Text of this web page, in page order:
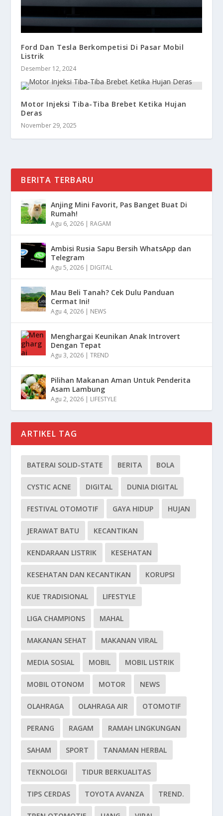
Ford Dan Tesla Berkompetisi Di Pasar Mobil
Listrik
Desember 12, 2024
Motor Injeksi Tiba-Tiba Brebet Ketika Hujan
Deras
November 29, 2025
BERITA TERBARU
Anjing Mini Favorit, Pas Banget Buat Di
Rumah!
Agu 6, 2026 | RAGAM
Ambisi Rusia Sapu Bersih WhatsApp dan
Telegram
Agu 5, 2026 | DIGITAL
Mau Beli Tanah? Cek Dulu Panduan
Cermat Ini!
Agu 4, 2026 | NEWS
Menghargai Keunikan Anak Introvert
Dengan Tepat
Agu 3, 2026 |TREND
Pilihan Makanan Aman Untuk Penderita
Asam Lambung
Agu 2, 2026 | LIFESTYLE
ARTIKEL TAG
BATERAI SOLID-STATE BERITA BOLA
CYSTIC ACNE DIGITAL DUNIA DIGITAL
FESTIVAL OTOMOTIF GAYA HIDUP HUJAN
JERAWAT BATU KECANTIKAN
KENDARAAN LISTRIK KESEHATAN
KESEHATAN DAN KECANTIKAN KORUPSI
KUE TRADISIONAL LIFESTYLE
LIGA CHAMPIONS MAHAL
MAKANAN SEHAT MAKANAN VIRAL
MEDIA SOSIAL MOBIL MOBIL LISTRIK
MOBIL OTONOM MOTOR NEWS
OLAHRAGA OLAHRAGA AIR OTOMOTIF
PERANG RAGAM RAMAH LINGKUNGAN
SAHAM SPORT TANAMAN HERBAL
TEKNOLOGI TIDUR BERKUALITAS
TIPS CERDAS TOYOTA AVANZA TREND.